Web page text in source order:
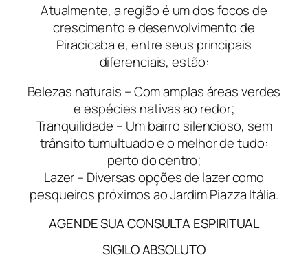
Atualmente, a região é um dos focos de
crescimento e desenvolvimento de
Piracicaba e, entre seus principais
diferenciais, estão:
Belezas naturais – Com amplas áreas verdes
e espécies nativas ao redor;
Tranquilidade – Um bairro silencioso, sem
trânsito tumultuado e o melhor de tudo:
perto do centro;
Lazer – Diversas opções de lazer como
pesqueiros próximos ao Jardim Piazza Itália.
AGENDE SUA CONSULTA ESPIRITUAL
SIGILO ABSOLUTO